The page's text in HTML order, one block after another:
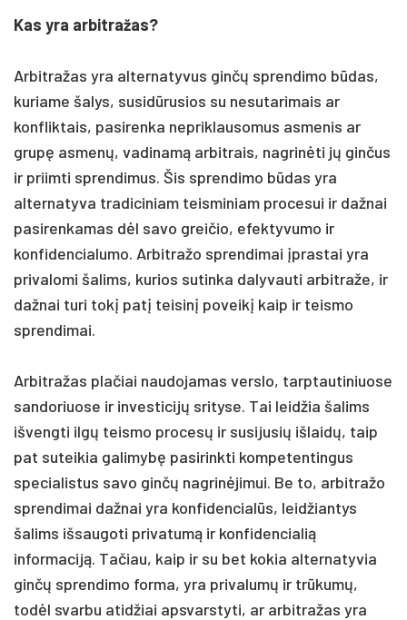
Kas yra arbitražas?
Arbitražas yra alternatyvus ginčų sprendimo būdas,
kuriame šalys, susidūrusios su nesutarimais ar
konfliktais, pasirenka nepriklausomus asmenis ar
grupę asmenų, vadinamą arbitrais, nagrinėti jų ginčus
ir priimti sprendimus. Šis sprendimo būdas yra
alternatyva tradiciniam teisminiam procesui ir dažnai
pasirenkamas dėl savo greičio, efektyvumo ir
konfidencialumo. Arbitražo sprendimai įprastai yra
privalomi šalims, kurios sutinka dalyvauti arbitraže, ir
dažnai turi tokį patį teisinį poveikį kaip ir teismo
sprendimai.
Arbitražas plačiai naudojamas verslo, tarptautiniuose
sandoriuose ir investicijų srityse. Tai leidžia šalims
išvengti ilgų teismo procesų ir susijusių išlaidų, taip
pat suteikia galimybę pasirinkti kompetentingus
specialistus savo ginčų nagrinėjimui. Be to, arbitražo
sprendimai dažnai yra konfidencialūs, leidžiantys
šalims išsaugoti privatumą ir konfidencialią
informaciją. Tačiau, kaip ir su bet kokia alternatyvia
ginčų sprendimo forma, yra privalumų ir trūkumų,
todėl svarbu atidžiai apsvarstyti, ar arbitražas yra